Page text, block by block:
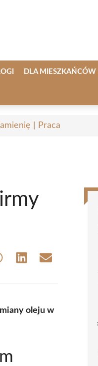
DLA MIESZKAŃCÓW
| Praca
Share Share
oleju w